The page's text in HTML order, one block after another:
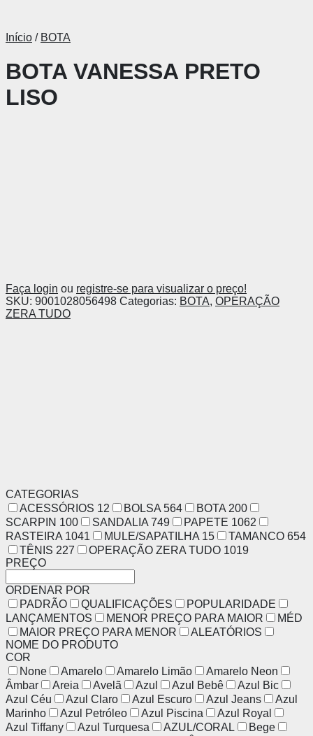
Início / BOTA
BOTA VANESSA PRETO
LISO
Faça login ou registre-se para visualizar o preço!
SKU: 9001028056498 Categorias: BOTA, OPERAÇÃO
ZERA TUDO
CATEGORIAS
ACESSÓRIOS 12 BOLSA 564 BOTA 200
SCARPIN 100 SANDALIA 749 PAPETE 1062
RASTEIRA 1041 MULE/SAPATILHA 15 TAMANCO 654
TÊNIS 227 OPERAÇÃO ZERA TUDO 1019
PREÇO
ORDENAR POR
PADRÃO
QUALIFICAÇÕES
POPULARIDADE
LANÇAMENTOS
MENOR PREÇO PARA MAIOR
MÉD
MAIOR PREÇO PARA MENOR
ALEATÓRIOS
NOME DO PRODUTO
COR
None
Amarelo Amarelo Limão
Amarelo Neon
Âmbar
Areia Avelã Azul Azul Bebê
Azul Bic
Azul Céu
Azul Claro Azul Escuro Azul Jeans
Azul
Marinho
Azul Petróleo Azul Piscina
Azul Royal
Azul Tiffany
Azul Turquesa AZUL/CORAL
Bege